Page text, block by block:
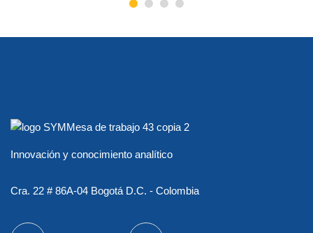
Innovación y conocimiento analítico
Cra. 22 # 86A-04 Bogotá D.C. - Colombia